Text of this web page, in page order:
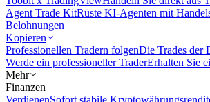
Agent Trade KitRüste KI-Agenten mit
Belohnungen
Kopieren
Professionellen Tradern folgenDie Trades der
Werde ein professioneller TraderErhalten Sie
Mehr
Finanzen
VerdienenSofort stabile